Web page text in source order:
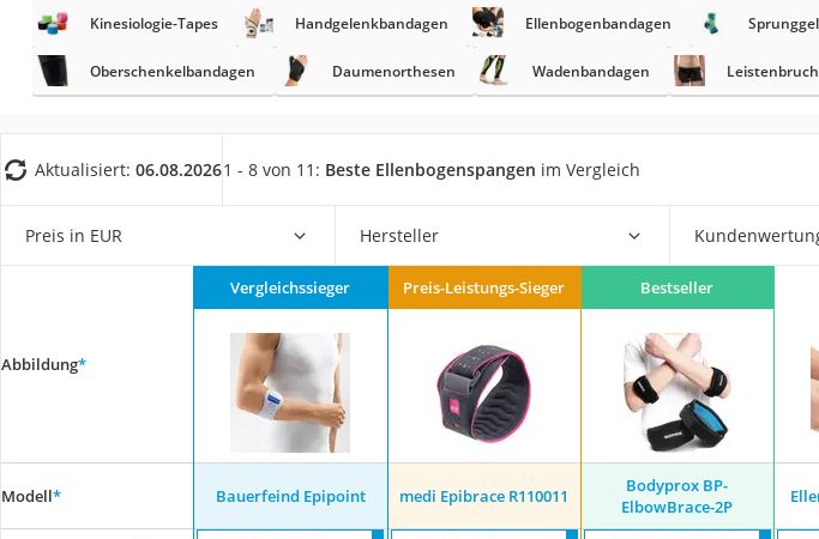
Nackenmassagegerät
Zeckenschutz Katze
Schildkrötenhaus
Mineralfutter Pferd
Massagegerät
Service
Kinesiologie-Tapes Handgelenkbandagen Ellenbogenbandagen
Oberschenkelbandagen Daumenorthesen Wadenbandagen
Aktualisiert: 06.08.20261 - 8 von 11: Beste Ellenbogenspangen im Vergleich
Preis in EUR Hersteller
Abbildung*
Vergleichssieger Preis-Leistungs-Sieger Bestseller
Modell* Bauerfeind Epipoint medi Epibrace R110011
Bodyprox BP-
ElbowBrace-2P